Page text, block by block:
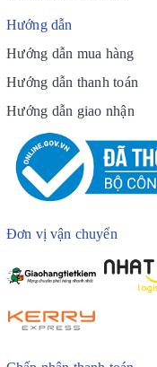
Hướng dẫn
Hướng dẫn mua hàng
Hướng dẫn thanh toán
Hướng dẫn giao nhận
Đơn vị vận chuyển